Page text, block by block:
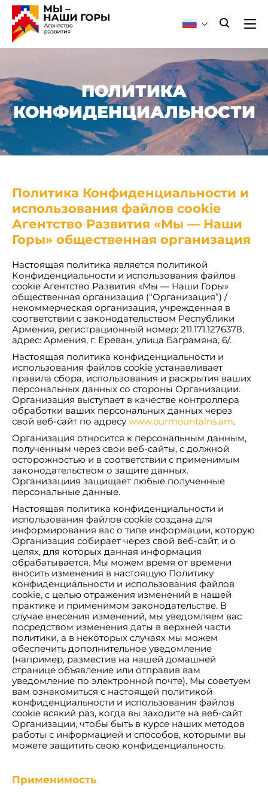
ПОЛИТИКА
КОНФИДЕНЦИАЛЬНОСТИ
Политика Конфиденциальности и
использования файлов cookie
Агентство Развития «Мы — Наши
Горы» общественная организация
Настоящая политика является политикой
Конфиденциальности и использования файлов
cookie Агентство Развития «Мы — Наши Горы»
общественная организация (“Организация”) /
некоммерческая организация, учрежденная в
соответствии с законодательством Республики
Армения, регистрационный номер: 211.171.1276378,
адрес: Армения, г. Ереван, улица Баграмяна, 6/.
Настоящая политика конфиденциальности и
использования файлов cookie устанавливает
правила сбора, использования и раскрытия ваших
персональных данных со стороны Организации.
Организация выступает в качестве контроллера
обработки ваших персональных данных через
свой веб-сайт по адресу www.ourmountains.am.
Организация относится к персональным данным,
полученным через свои веб-сайты, с должной
осторожностью и в соответствии с применимым
законодательством о защите данных.
Организациия защищает любые полученные
персональные данные.
Настоящая политика конфиденциальности и
использования файлов cookie создана для
информирования вас о типе информации, которую
Организация собирает через свой веб-сайт, и о
целях, для которых данная информация
обрабатывается. Мы можем время от времени
вносить изменения в настоящую Политику
конфиденциальности и использования файлов
cookie, с целью отражения изменений в нашей
практике и применимом законодательстве. В
случае внесения изменений, мы уведомляем вас
посредством изменения даты в верхней части
политики, а в некоторых случаях мы можем
обеспечить дополнительное уведомление
(например, разместив на нашей домашней
странице объявление или отправив вам
уведомление по электронной почте). Мы советуем
вам ознакомиться с настоящей политикой
конфиденциальности и использования файлов
cookie всякий раз, когда вы заходите на веб-сайт
Организации, чтобы быть в курсе наших методов
работы с информацией и способов, которыми вы
можете защитить свою конфиденциальность.
Применимость